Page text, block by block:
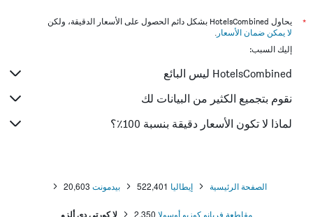
*
يحاول HotelsCombined بشكل دائم الحصول على الأسعار الدقيقة، ولكن
لا يمكن ضمان الأسعار .
إليك السبب:
HotelsCombined ليس البائع
نقوم بتجميع الكثير من البيانات لك
لماذا لا تكون الأسعار دقيقة بنسبة 100٪؟
الصفحة الرئيسية إيطاليا 522,401 بيدمونت 20,603
مقاطعة فربانو كوزيو أوسولا 2,350 لا كورتي دي ألزو